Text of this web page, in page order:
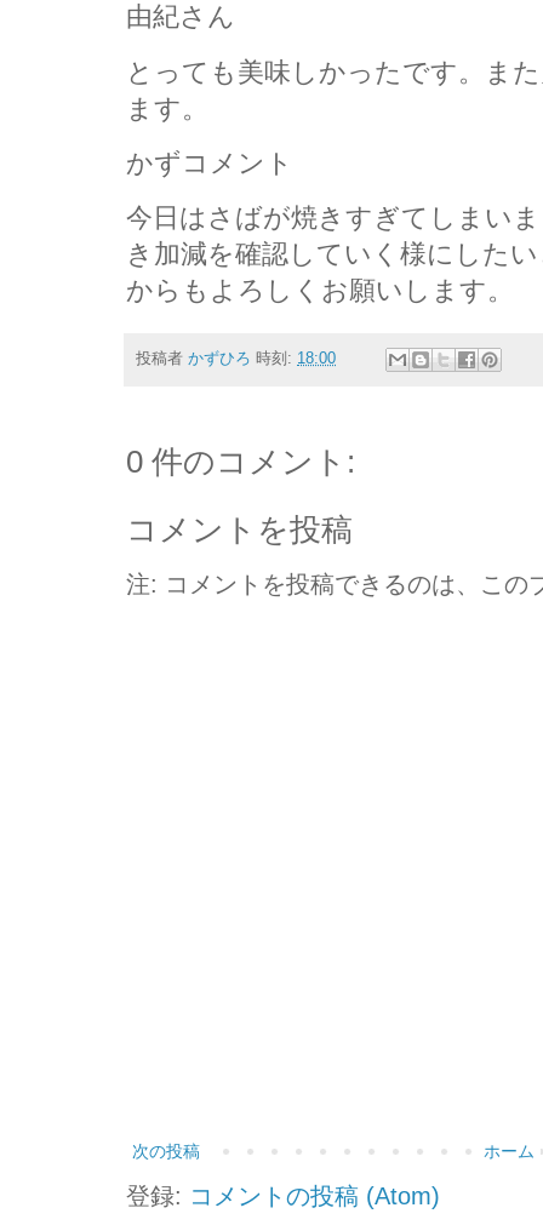
由紀さん
とっても美味しかったです。ま
ます。
かずコメント
今日はさばが焼きすぎてしまい
き加減を確認していく様にした
からもよろしくお願いします。
投稿者 かずひろ 時刻: 18:00
0 件のコメント:
コメントを投稿
注: コメントを投稿できるのは、この
次の投稿 ホーム
登録: コメントの投稿 (Atom)